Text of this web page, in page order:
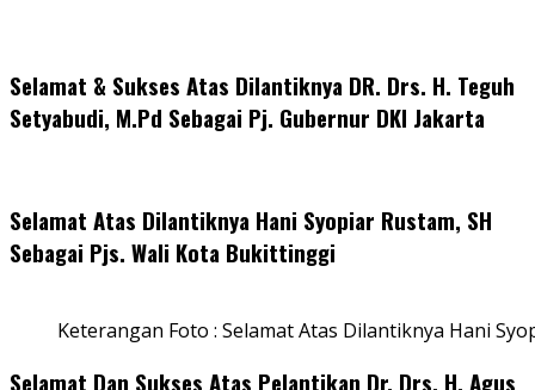
Selamat & Sukses Atas Dilantiknya DR. Drs. H. Teguh
Setyabudi, M.Pd Sebagai Pj. Gubernur DKI Jakarta
Selamat Atas Dilantiknya Hani Syopiar Rustam, SH
Sebagai Pjs. Wali Kota Bukittinggi
Keterangan Foto : Selamat Atas Dilantiknya Hani
Selamat Dan Sukses Atas Pelantikan Dr. Drs. H. Agus